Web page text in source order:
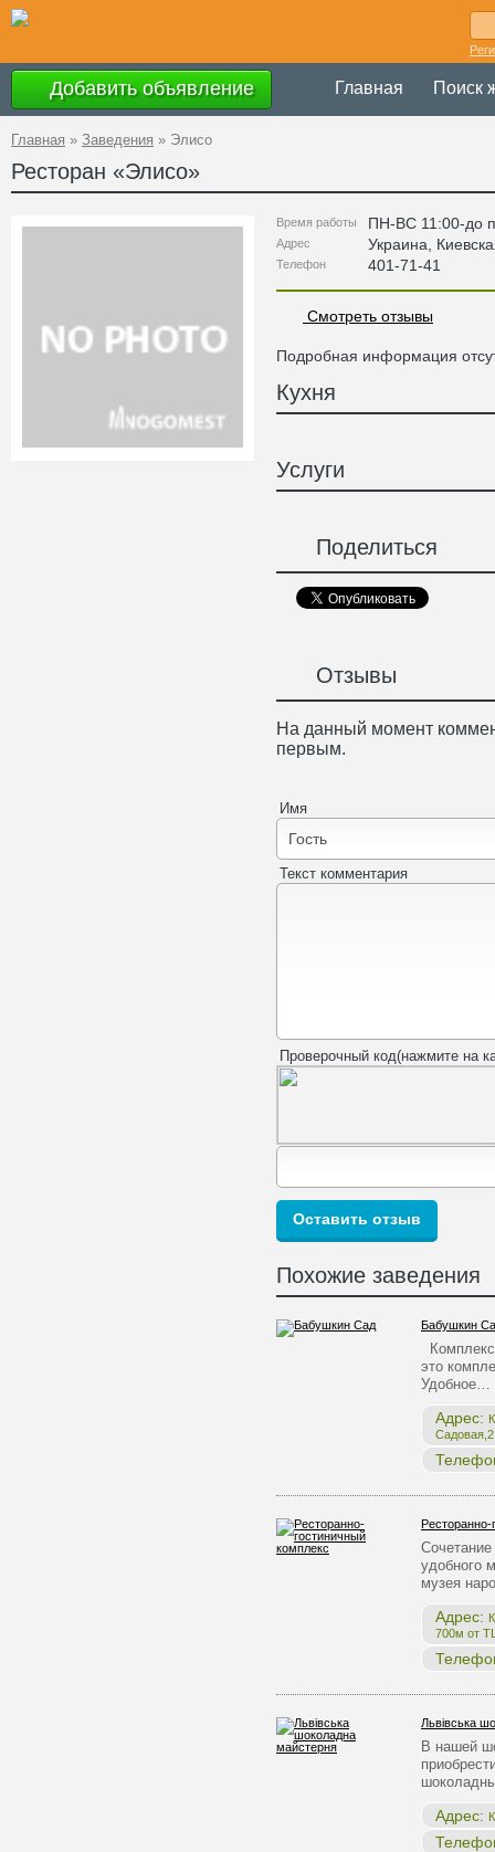
Добавить объявление Главная Поиск
Главная » Заведения » Элисо
Ресторан «Элисо»
Время работы ПН-ВС 11:00-до
Адрес Украина
Телефон 401-71-41
Смотреть отзывы
Подробная информация
Кухня
Услуги
Поделиться
Отзывы
На данный момент
первым.
Имя
Текст комментария
Проверочный код(нажмите на
Похожие заведения
Бабушкин
это
Удобное…
Адрес:
удобного
музея
Адрес:
700м от
Львівська
В нашей
Адрес: